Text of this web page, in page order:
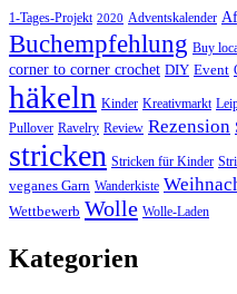
1-Tages-Projekt 2020 Adventskalender
Buchempfehlung Buy
corner to corner crochet DIY Event
häkeln Kinder Kreativmarkt
Pullover Ravelry Review Rezension
stricken Stricken für Kinder
veganes Garn Wanderkiste
Wettbewerb Wolle Wolle-Laden
Kategorien